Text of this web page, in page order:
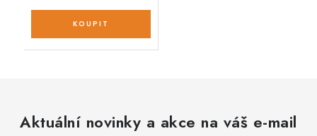
Aktuální novinky a akce na váš e-mail